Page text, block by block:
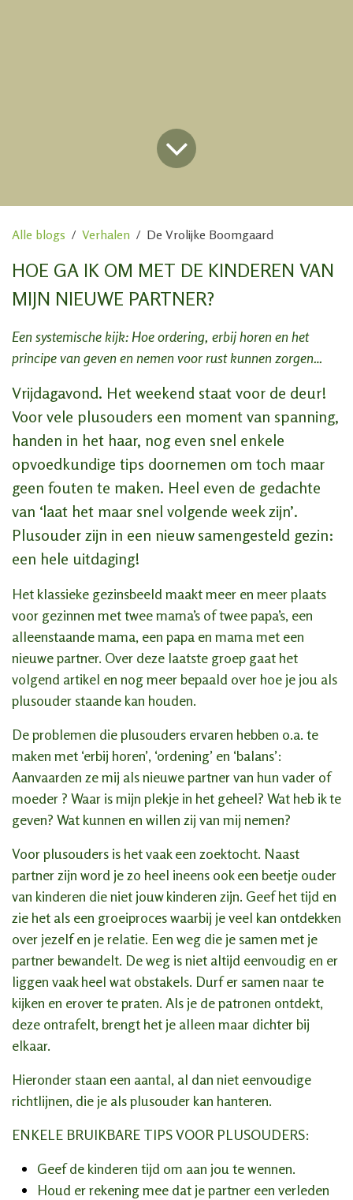
Alle blogs Verhalen De Vrolijke Boomgaard
HOE GA IK OM MET DE KINDEREN VAN
MIJN NIEUWE PARTNER?
Een systemische kijk: Hoe ordering, erbij horen en het
principe van geven en nemen voor rust kunnen zorgen…
Vrijdagavond. Het weekend staat voor de deur!
Voor vele plusouders een moment van spanning,
handen in het haar, nog even snel enkele
opvoedkundige tips doornemen om toch maar
geen fouten te maken. Heel even de gedachte
van ‘laat het maar snel volgende week zijn’.
Plusouder zijn in een nieuw samengesteld gezin:
een hele uitdaging!
Het klassieke gezinsbeeld maakt meer en meer plaats
voor gezinnen met twee mama’s of twee papa’s, een
alleenstaande mama, een papa en mama met een
nieuwe partner. Over deze laatste groep gaat het
volgend artikel en nog meer bepaald over hoe je jou als
plusouder staande kan houden.
De problemen die plusouders ervaren hebben o.a. te
maken met ‘erbij horen’, ‘ordening’ en ‘balans’:
Aanvaarden ze mij als nieuwe partner van hun vader of
moeder ? Waar is mijn plekje in het geheel? Wat heb ik te
geven? Wat kunnen en willen zij van mij nemen?
Voor plusouders is het vaak een zoektocht. Naast
partner zijn word je zo heel ineens ook een beetje ouder
van kinderen die niet jouw kinderen zijn. Geef het tijd en
zie het als een groeiproces waarbij je veel kan ontdekken
over jezelf en je relatie. Een weg die je samen met je
partner bewandelt. De weg is niet altijd eenvoudig en er
liggen vaak heel wat obstakels. Durf er samen naar te
kijken en erover te praten. Als je de patronen ontdekt,
deze ontrafelt, brengt het je alleen maar dichter bij
elkaar.
Hieronder staan een aantal, al dan niet eenvoudige
richtlijnen, die je als plusouder kan hanteren.
ENKELE BRUIKBARE TIPS VOOR PLUSOUDERS:
Geef de kinderen tijd om aan jou te wennen.
Houd er rekening mee dat je partner een verleden